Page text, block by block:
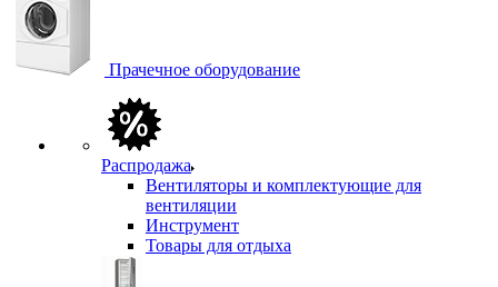
Прачечное оборудование
Распродажа
Вентиляторы и комплектующие для
вентиляции
Инструмент
Товары для отдыха